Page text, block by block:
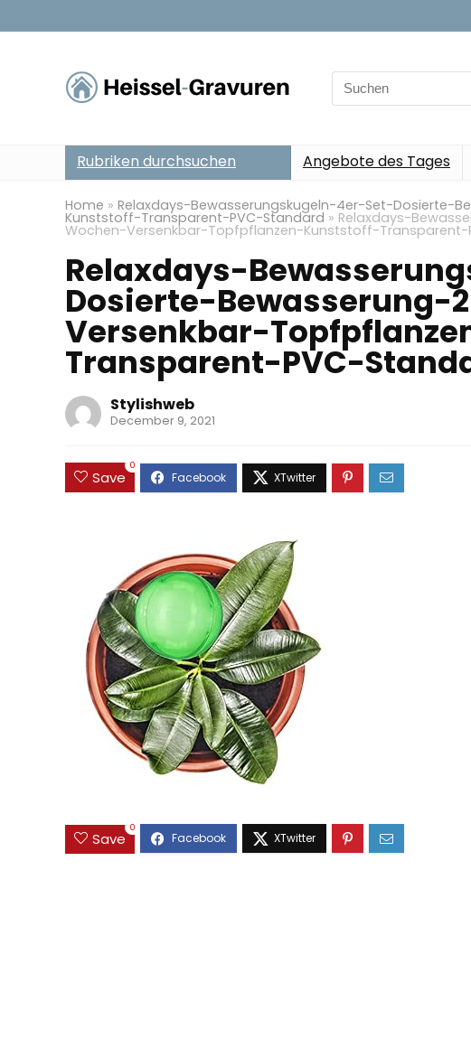
Search
for:
Rubriken durchsuchen Angebote des Tages
Home » Relaxdays-Bewasserungskugeln-4er-Set-Dosierte-
Kunststoff-Transparent-PVC-Standard » Relaxdays-
Wochen-Versenkbar-Topfpflanzen-Kunststoff-Transparent-
Relaxdays-
Dosierte-Bewasserung-
Versenkbar-
Transparent-PVC-
Stylishweb
December 9, 2021
Save
0
Save
0